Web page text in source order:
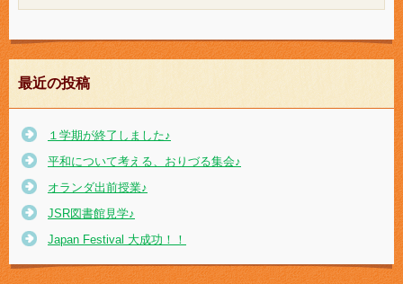
最近の投稿
１学期が終了しました♪
平和について考える、おりづる集会♪
オランダ出前授業♪
JSR図書館見学♪
Japan Festival 大成功！！